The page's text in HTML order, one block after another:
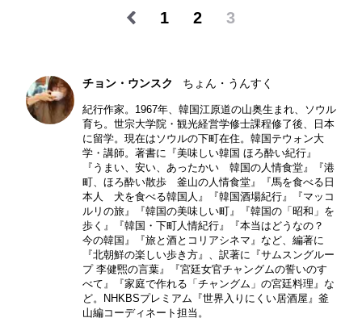
1 2 3
チョン・ウンスク ちょん・うんすく
紀行作家。1967年、韓国江原道の山奥生まれ、ソウル
育ち。世宗大学院・観光経営学修士課程修了後、日本
に留学。現在はソウルの下町在住。韓国テウォン大
学・講師。著書に『美味しい韓国 ほろ酔い紀行』
『うまい、安い、あったかい 韓国の人情食堂』『港
町、ほろ酔い散歩 釜山の人情食堂』『馬を食べる日
本人 犬を食べる韓国人』『韓国酒場紀行』『マッコ
ルリの旅』『韓国の美味しい町』『韓国の「昭和」を
歩く』『韓国・下町人情紀行』『本当はどうなの？
今の韓国』『旅と酒とコリアシネマ』など、編著に
『北朝鮮の楽しい歩き方』、訳著に『サムスングルー
プ 李健煕の言葉』『宮廷女官チャングムの誓いのす
べて』『家庭で作れる「チャングム」の宮廷料理』な
ど。NHKBSプレミアム『世界入りにくい居酒屋』釜
山編コーディネート担当。